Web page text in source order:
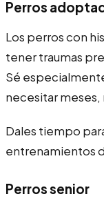
Perros
Los perros con
tener traumas
Sé
necesitar meses,
Dales tiempo
entrenamientos
Perros senior